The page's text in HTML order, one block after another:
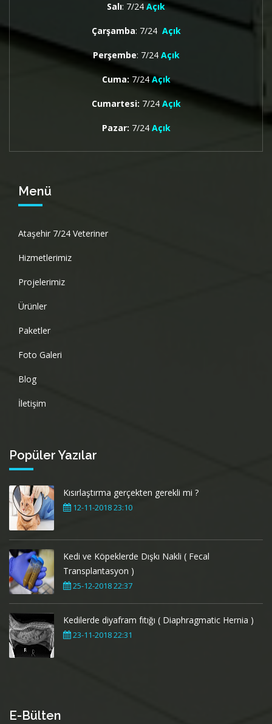
Salı: 7/24 Açık
Çarşamba: 7/24 Açık
Perşembe: 7/24 Açık
Cuma: 7/24 Açık
Cumartesi: 7/24 Açık
Pazar: 7/24 Açık
Menü
Ataşehir 7/24 Veteriner
Hizmetlerimiz
Projelerimiz
Ürünler
Paketler
Foto Galeri
Blog
İletişim
Popüler Yazılar
Kısırlaştırma gerçekten gerekli mi ?
12-11-2018 23:10
Kedi ve Köpeklerde Dışkı Nakli ( Fecal
Transplantasyon )
25-12-2018 22:37
Kedilerde diyafram fıtığı ( Diaphragmatic Hernia )
23-11-2018 22:31
E-Bülten